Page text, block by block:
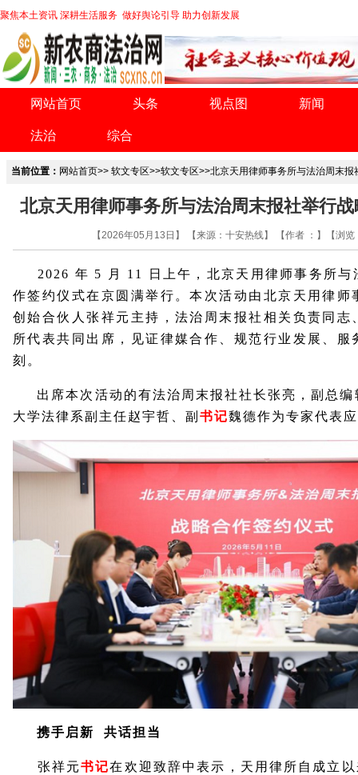
聚焦本土资讯 深耕生活服务 做好舆论引导 助力创新发展
网站首页 头条 视点图 新闻
法治 综合
当前位置： 网站首页>> 软文专区>>软文专区>>北京天用律师事务所与法治周末
北京天用律师事务所与法治周末报社举行
【2026年05月13日】 【来源：十安热线】 【作者 ：】【浏览
2026 年 5 月 11 日上午，北京天用律师事务所与
作签约仪式在京圆满举行。本次活动由北京天用律师
创始合伙人张祥元主持，法治周末报社相关负责同志
所代表共同出席，见证律媒合作、规范行业发展、服
刻。
出席本次活动的有法治周末报社社长张亮，副总编
大学法律系副主任赵宇哲、副 书记魏德作为专家代表
携手启新 共话担当
张祥元书记在欢迎致辞中表示，天用律所自成立